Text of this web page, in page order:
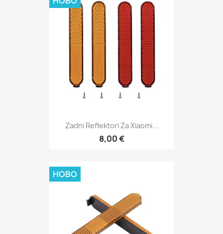
Zadni Reflektori Za Xiaomi...
8,00 €
НОВО